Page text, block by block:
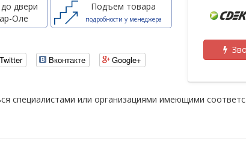
двери
Оле
Подъем товара
подробности у менеджера
Twitter Вконтакте Google+
специалистами или организациями имеющими